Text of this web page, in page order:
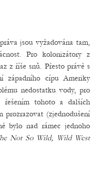
jsou vyžadována tam,
Pro kolonizátory z
z říše snů. Přesto právě s
západního cípu Ameriky
nedostatku vody, pro
tohoto a dalších
prozrazovat (zjednodušení
bylo nad rámec jednoho
Not So Wild, Wild West